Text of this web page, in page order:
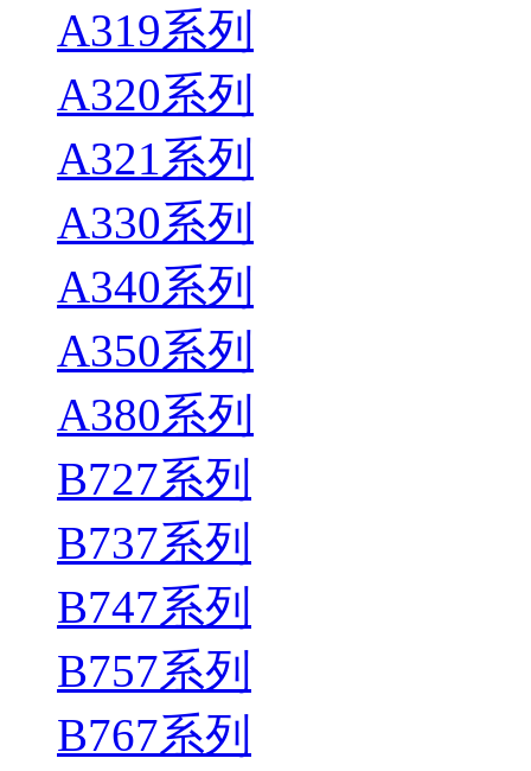
A319系列
A320系列
A321系列
A330系列
A340系列
A350系列
A380系列
B727系列
B737系列
B747系列
B757系列
B767系列